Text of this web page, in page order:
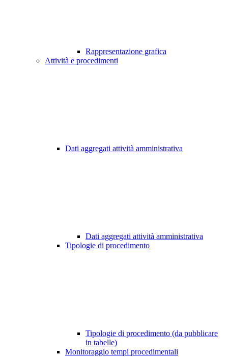
Rappresentazione grafica
Attività e procedimenti
Dati aggregati attività amministrativa
Dati aggregati attività amministrativa
Tipologie di procedimento
Tipologie di procedimento (da pubblicare
in tabelle)
Monitoraggio tempi procedimentali